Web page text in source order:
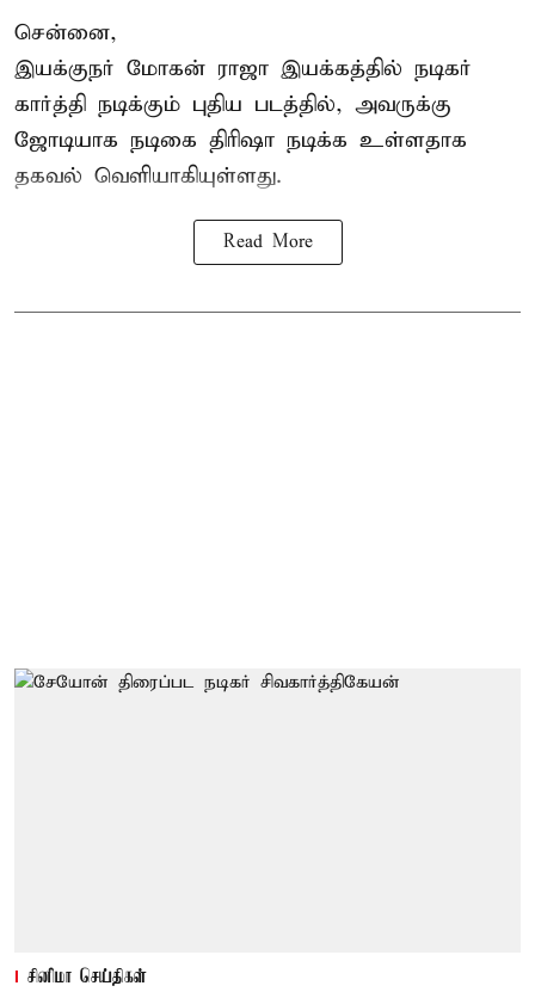
சென்னை,
இயக்குநர் மோகன் ராஜா இயக்கத்தில் நடிகர்
கார்த்தி நடிக்கும் புதிய படத்தில், அவருக்கு
ஜோடியாக நடிகை திரிஷா நடிக்க உள்ளதாக
தகவல் வெளியாகியுள்ளது.
Read More
சினிமா செய்திகள்